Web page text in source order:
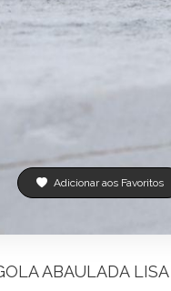
Adicionar aos Favoritos
ABAULADA